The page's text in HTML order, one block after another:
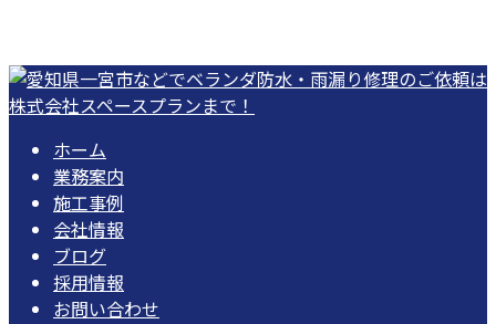
ホーム
業務案内
施工事例
会社情報
ブログ
採用情報
お問い合わせ